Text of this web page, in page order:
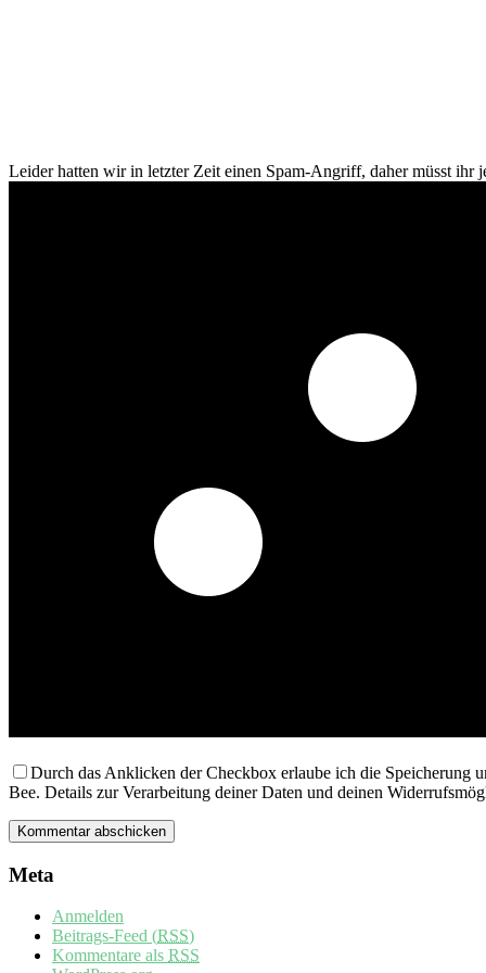
Leider hatten wir in letzter Zeit einen Spam-Angriff, daher müsst ihr
Durch das Anklicken der Checkbox erlaube ich die Speicherung
Bee. Details zur Verarbeitung deiner Daten und deinen
Meta
Anmelden
Beitrags-Feed (RSS)
Kommentare als RSS